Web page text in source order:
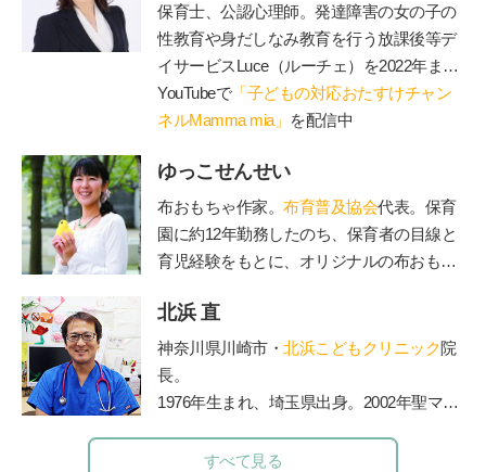
保育士、公認心理師。発達障害の女の子の
性教育や身だしなみ教育を行う放課後等デ
イサービスLuce（ルーチェ）を2022年まで
運営。現在は障害のあるお子さんと保護者
が一緒に通うことができる脱毛サロン
育てや療育相談、事業所での性教育のやり
方、職員研修やコンサル、講演等を行う。
著書に『発達障害の女の子のお母さんが、
早めに知っておきたい「 47のルール」』、
っておいて良かったこと
ャル出版社）、『発達障害の女の子の「自
立」のために親としてできること』（
研究所）がある。
YouTubeで「子どもの対応おたすけチャン
ネルMamma mia」 を配信中
ゆっこせんせい
布おもちゃ作家。 布育普及協会代表。保育
園に約12年勤務したのち、保育者の目線と
育児経験をもとに、オリジナルの布おもち
とい」を立ち上げ、保育者を対象にした
「保育セミナー」や子育て中のお母さん、
お父さんを対象にした「布おもちゃ講座」
で講師として活躍している。布おもちゃ作
のすすめ～ちゃんと遊べばちゃんと育つ
北浜 直
神奈川県川崎市・ 北浜こどもクリニック院
長。
1976年生まれ、埼玉県出身。2002年聖マリ
院の新生児科医長務める。2010年に北浜こ
すべて見る